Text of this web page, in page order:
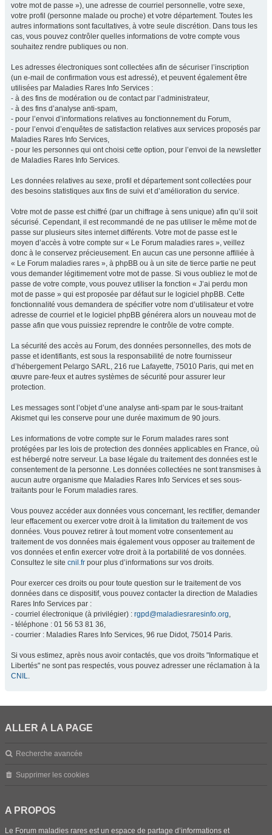
votre mot de passe »), une adresse de courriel personnelle, votre sexe,
votre profil (personne malade ou proche) et votre département. Toutes les
autres informations sont facultatives, à votre seule discrétion. Dans tous les
cas, vous pouvez contrôler quelles informations de votre compte vous
souhaitez rendre publiques ou non.
Les adresses électroniques sont collectées afin de sécuriser l’inscription
(un e-mail de confirmation vous est adressé), et peuvent également être
utilisées par Maladies Rares Info Services :
- à des fins de modération ou de contact par l’administrateur,
- à des fins d’analyse anti-spam,
- pour l’envoi d’informations relatives au fonctionnement du Forum,
- pour l’envoi d’enquêtes de satisfaction relatives aux services proposés par
Maladies Rares Info Services,
- pour les personnes qui ont choisi cette option, pour l’envoi de la newsletter
de Maladies Rares Info Services.
Les données relatives au sexe, profil et département sont collectées pour
des besoins statistiques aux fins de suivi et d’amélioration du service.
Votre mot de passe est chiffré (par un chiffrage à sens unique) afin qu’il soit
sécurisé. Cependant, il est recommandé de ne pas utiliser le même mot de
passe sur plusieurs sites internet différents. Votre mot de passe est le
moyen d’accès à votre compte sur « Le Forum maladies rares », veillez
donc à le conservez précieusement. En aucun cas une personne affiliée à
« Le Forum maladies rares », à phpBB ou à un site de tierce partie ne peut
vous demander légitimement votre mot de passe. Si vous oubliez le mot de
passe de votre compte, vous pouvez utiliser la fonction « J’ai perdu mon
mot de passe » qui est proposée par défaut sur le logiciel phpBB. Cette
fonctionnalité vous demandera de spécifier votre nom d’utilisateur et votre
adresse de courriel et le logiciel phpBB générera alors un nouveau mot de
passe afin que vous puissiez reprendre le contrôle de votre compte.
La sécurité des accès au Forum, des données personnelles, des mots de
passe et identifiants, est sous la responsabilité de notre fournisseur
d’hébergement Pelargo SARL, 216 rue Lafayette, 75010 Paris, qui met en
œuvre pare-feux et autres systèmes de sécurité pour assurer leur
protection.
Les messages sont l’objet d’une analyse anti-spam par le sous-traitant
Akismet qui les conserve pour une durée maximum de 90 jours.
Les informations de votre compte sur le Forum malades rares sont
protégées par les lois de protection des données applicables en France, où
est hébergé notre serveur. La base légale du traitement des données est le
consentement de la personne. Les données collectées ne sont transmises à
aucun autre organisme que Maladies Rares Info Services et ses sous-
traitants pour le Forum maladies rares.
Vous pouvez accéder aux données vous concernant, les rectifier, demander
leur effacement ou exercer votre droit à la limitation du traitement de vos
données. Vous pouvez retirer à tout moment votre consentement au
traitement de vos données mais également vous opposer au traitement de
vos données et enfin exercer votre droit à la portabilité de vos données.
Consultez le site cnil.fr pour plus d’informations sur vos droits.
Pour exercer ces droits ou pour toute question sur le traitement de vos
données dans ce dispositif, vous pouvez contacter la direction de Maladies
Rares Info Services par :
- courriel électronique (à privilégier) : rgpd@maladiesraresinfo.org,
- téléphone : 01 56 53 81 36,
- courrier : Maladies Rares Info Services, 96 rue Didot, 75014 Paris.
Si vous estimez, après nous avoir contactés, que vos droits "Informatique et
Libertés" ne sont pas respectés, vous pouvez adresser une réclamation à la
CNIL.
ALLER À LA PAGE
Recherche avancée
Supprimer les cookies
A PROPOS
Le Forum maladies rares est un espace de partage d’informations et